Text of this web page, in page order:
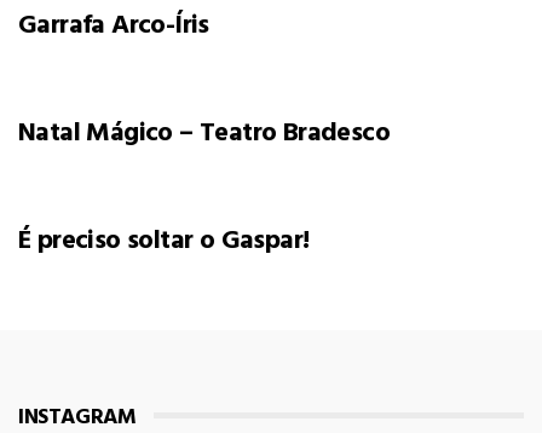
Garrafa Arco-Íris
Natal Mágico – Teatro Bradesco
É preciso soltar o Gaspar!
INSTAGRAM